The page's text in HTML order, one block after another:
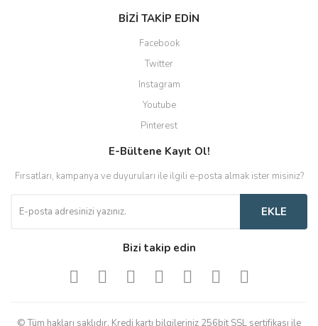
BİZİ TAKİP EDİN
Facebook
Twitter
Instagram
Youtube
Pinterest
E-Bültene Kayıt Ol!
Fırsatları, kampanya ve duyuruları ile ilgili e-posta almak ister misiniz?
EKLE
Bizi takip edin
© Tüm hakları saklıdır. Kredi kartı bilgileriniz 256bit SSL sertifikası ile